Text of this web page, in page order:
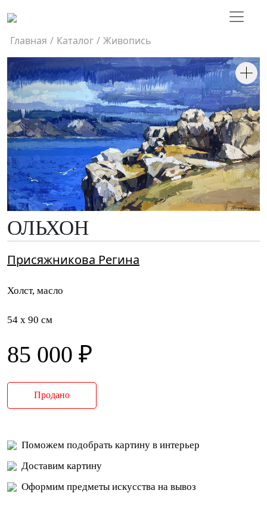
Главная / Каталог / Живопись
ОЛЬХОН
Присяжникова Регина
Холст, масло
54 x 90 см
85 000 ₽
Продано
Поможем подобрать картину в интерьер
Доставим картину
Оформим предметы искусства на вывоз